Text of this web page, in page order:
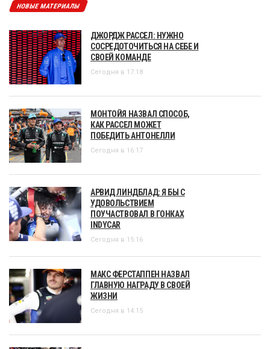
НОВЫЕ МАТЕРИАЛЫ
ДЖОРДЖ РАССЕЛ: НУЖНО
СОСРЕДОТОЧИТЬСЯ НА СЕБЕ И
СВОЕЙ КОМАНДЕ
Сегодня в 17:18
МОНТОЙЯ НАЗВАЛ СПОСОБ,
КАК РАССЕЛ МОЖЕТ
ПОБЕДИТЬ АНТОНЕЛЛИ
Сегодня в 16:17
АРВИД ЛИНДБЛАД: Я БЫ С
УДОВОЛЬСТВИЕМ
ПОУЧАСТВОВАЛ В ГОНКАХ
INDYCAR
Сегодня в 15:16
МАКС ФЕРСТАППЕН НАЗВАЛ
ГЛАВНУЮ НАГРАДУ В СВОЕЙ
ЖИЗНИ
Сегодня в 14:15